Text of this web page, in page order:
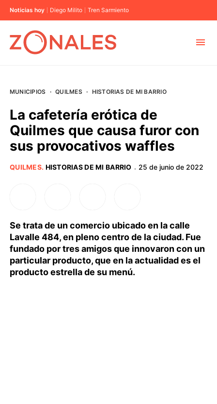
Noticias hoy Diego Milito Tren Sarmiento
BUENOS AIRES
MUNICIPIOS · QUILMES · HISTORIAS DE MI BARRIO
La cafetería erótica de
Quilmes que causa furor con
sus provocativos waffles
QUILMES. HISTORIAS DE MI BARRIO · 25 de junio de 2022
Se trata de un comercio ubicado en la calle
Lavalle 484, en pleno centro de la ciudad. Fue
fundado por tres amigos que innovaron con un
particular producto, que en la actualidad es el
producto estrella de su menú.